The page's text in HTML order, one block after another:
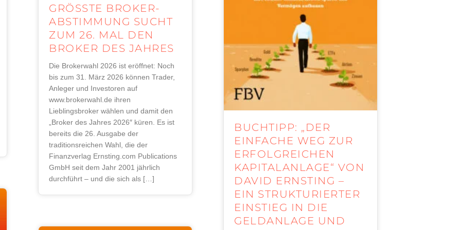
GRÖSSTE BROKER-A
BSTIMMUNG SUCHT Z
UM 26. MAL DEN B
ROKER DES JAHRES
Die Brokerwahl 2026 ist eröffnet: Noch
bis zum 31. März 2026 können Trader,
Anleger und Investoren auf
www.brokerwahl.de ihren
Lieblingsbroker wählen und damit den
„Broker des Jahres 2026″ küren. Es ist
bereits die 26. Ausgabe der
traditionsreichen Wahl, die der
Finanzverlag Ernsting.com Publications
GmbH seit dem Jahr 2001 jährlich
durchführt – und die sich als […]
BUCHTIPP: „DER
EINFACHE WEG ZUR
ERFOLGREICHEN
KAPITALANLAGE“ VON
DAVID ERNSTING –
EIN STRUKTURIERTER
EINSTIEG IN DIE
GELDANLAGE UND